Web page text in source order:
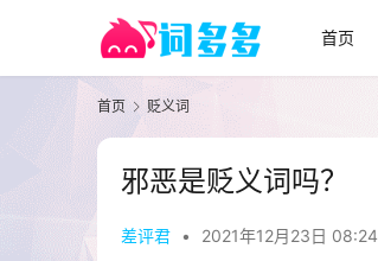
首页
首页 贬义词
邪恶是贬义词吗？
差评君 • 2021年12月23日 08:24